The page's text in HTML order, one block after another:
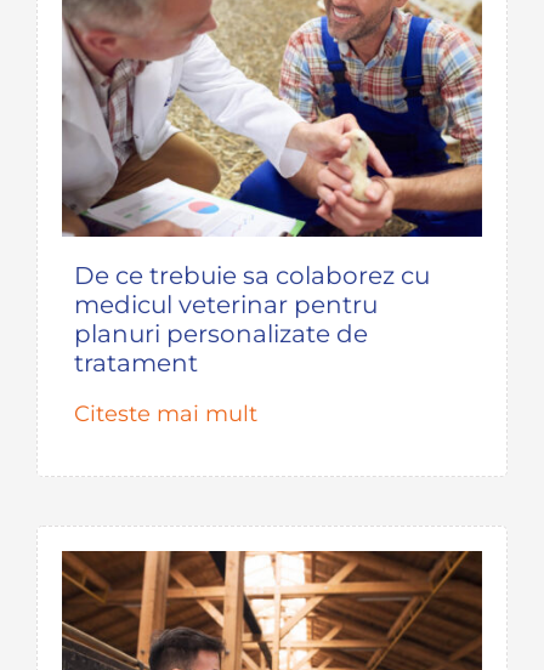
De ce trebuie sa colaborez cu
medicul veterinar pentru
planuri personalizate de
tratament
Citeste mai mult